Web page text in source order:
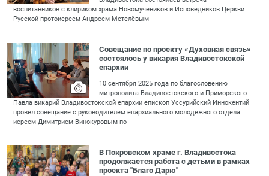
воспитанников с клириком храма Новомучеников и Исповедников Церкви
Русской протоиереем Андреем Метелёвым
Совещание по проекту «Духовная связь»
состоялось у викария Владивостокской
епархии
10 сентября 2025 года по благословению
митрополита Владивостокского и Приморского
Павла викарий Владивостокской епархии епископ Уссурийский Иннокентий
провел совещание с руководителем епархиального молодежного отдела
иереем Димитрием Винокуровым по
В Покровском храме г. Владивостока
продолжается работа с детьми в рамках
проекта "Благо Дарю"